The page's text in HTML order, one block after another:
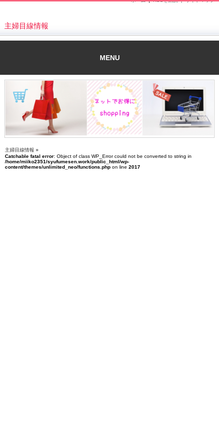
主婦目線情報
MENU
主婦目線情報 »
Catchable fatal error: Object of class WP_Error could not be converted to string in
/home/miiko2351/syufumesen.work/public_html/wp-
content/themes/unlimited_neo/functions.php on line 2017